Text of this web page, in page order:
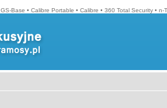
GS-Base • Calibre Portable • Calibre • 360 Total Security • n-